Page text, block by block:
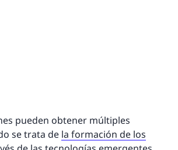
pueden obtener múltiples
se trata de la formación de los